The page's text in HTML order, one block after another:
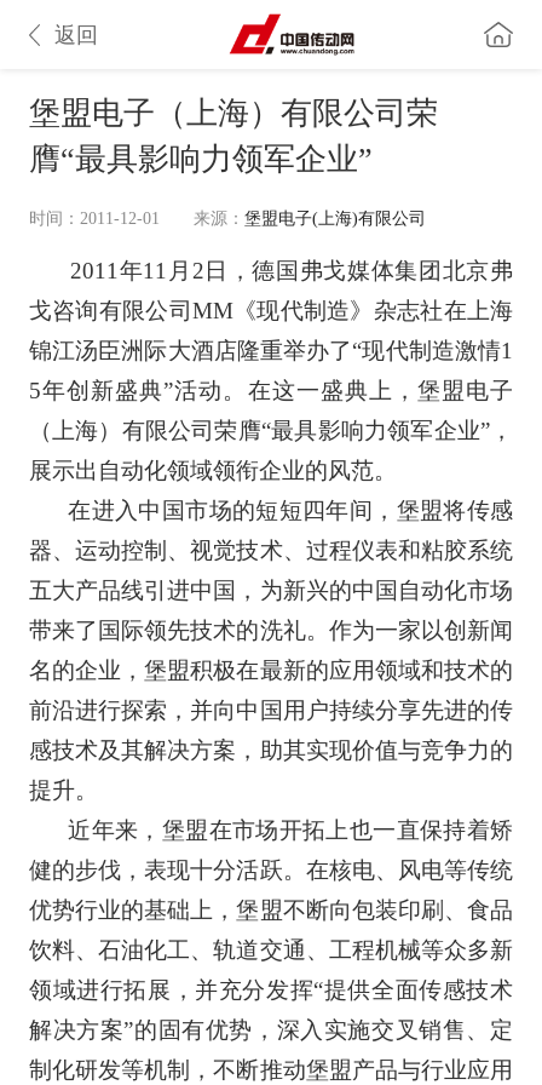
返回
堡盟电子（上海）有限公司荣
膺“最具影响力领军企业”
时间：2011-12-01 来源： 堡盟电子(上海)有限公司
2011年11月2日，德国弗戈媒体集团北京弗
戈咨询有限公司MM《现代制造》杂志社在上海
锦江汤臣洲际大酒店隆重举办了“现代制造激情1
5年创新盛典”活动。在这一盛典上，堡盟电子
（上海）有限公司荣膺“最具影响力领军企业”，
展示出自动化领域领衔企业的风范。
在进入中国市场的短短四年间，堡盟将传感
器、运动控制、视觉技术、过程仪表和粘胶系统
五大产品线引进中国，为新兴的中国自动化市场
带来了国际领先技术的洗礼。作为一家以创新闻
名的企业，堡盟积极在最新的应用领域和技术的
前沿进行探索，并向中国用户持续分享先进的传
感技术及其解决方案，助其实现价值与竞争力的
提升。
近年来，堡盟在市场开拓上也一直保持着矫
健的步伐，表现十分活跃。在核电、风电等传统
优势行业的基础上，堡盟不断向包装印刷、食品
饮料、石油化工、轨道交通、工程机械等众多新
领域进行拓展，并充分发挥“提供全面传感技术
解决方案”的固有优势，深入实施交叉销售、定
制化研发等机制，不断推动堡盟产品与行业应用